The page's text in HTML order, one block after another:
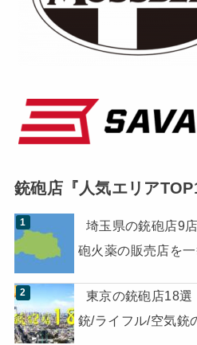
銃砲店『人気エリア
埼玉県の銃砲店9
砲火薬の販売店を
東京の銃砲店18
銃/ライフル/空気銃